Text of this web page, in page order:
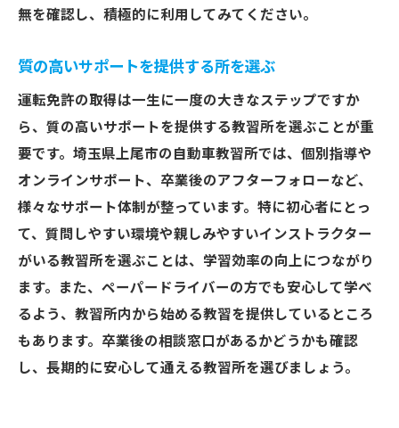
無を確認し、積極的に利用してみてください。
質の高いサポートを提供する所を選ぶ
運転免許の取得は一生に一度の大きなステップですか
ら、質の高いサポートを提供する教習所を選ぶことが重
要です。埼玉県上尾市の自動車教習所では、個別指導や
オンラインサポート、卒業後のアフターフォローなど、
様々なサポート体制が整っています。特に初心者にとっ
て、質問しやすい環境や親しみやすいインストラクター
がいる教習所を選ぶことは、学習効率の向上につながり
ます。また、ペーパードライバーの方でも安心して学べ
るよう、教習所内から始める教習を提供しているところ
もあります。卒業後の相談窓口があるかどうかも確認
し、長期的に安心して通える教習所を選びましょう。